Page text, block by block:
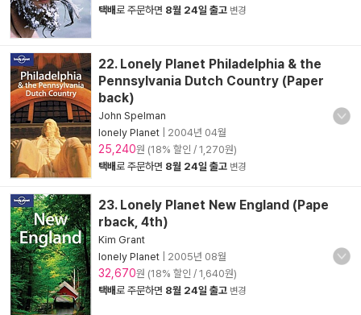
택배로 주문하면 8월 24일 출고 변경
22. Lonely Planet Philadelphia & the
Pennsylvania Dutch Country (Paper
back)
John Spelman
lonely Planet
2004년 04월
25,240원 (18% 할인 / 1,270원)
택배로 주문하면 8월 24일 출고 변경
23. Lonely Planet New England (Pape
rback, 4th)
Kim Grant
lonely Planet
2005년 08월
32,670원 (18% 할인 / 1,640원)
택배로 주문하면 8월 24일 출고 변경